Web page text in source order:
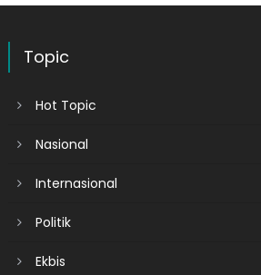
Topic
Hot Topic
Nasional
Internasional
Politik
Ekbis